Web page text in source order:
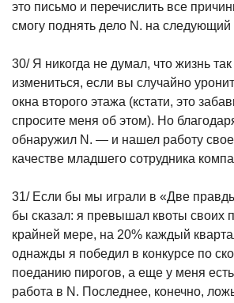
это письмо и перечислить все
смогу поднять дело N. на следующий
30/ Я никогда не думал, что жизнь
измениться, если вы случайно
окна второго этажа (кстати, это
спросите меня об этом). Но
обнаружил N. — и нашел работу
качестве младшего сотрудника
31/ Если бы мы играли в «Две
бы сказал: я превышал квоты своих
крайней мере, на 20% каждый
однажды я победил в конкурсе по
поеданию пирогов, а еще у меня
работа в N. Последнее, конечно,